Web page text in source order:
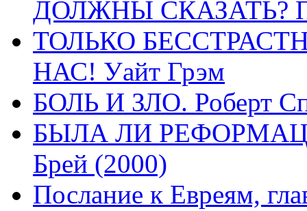
ДОЛЖНЫ СКАЗАТЬ?
ТОЛЬКО
НАС! Уайт Грэм
БОЛЬ И ЗЛО. Роберт
БЫЛА ЛИ
Брей (2000)
Послание к Евреям,